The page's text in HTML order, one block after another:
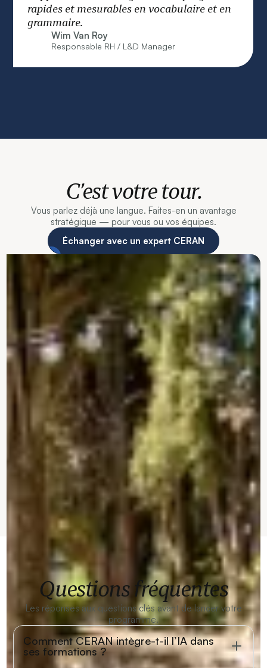
Benoît Gilson
CEO d’Infrabel
C’est votre tour.
Vous parlez déjà une langue. Faites-en un avantage
stratégique — pour vous ou vos équipes.
Échanger avec un expert CERAN
Questions fréquentes
Les réponses aux questions clés avant de lancer votre
programme.
Comment CERAN intègre-t-il l’IA dans
ses formations ?